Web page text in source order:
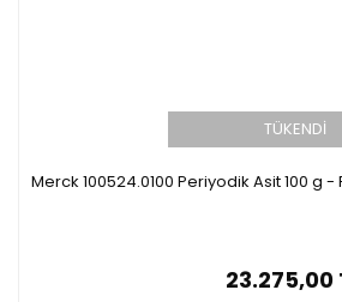
TÜKENDİ
Merck 100524.0100 Periyodik Asit 100 g
23.275,00